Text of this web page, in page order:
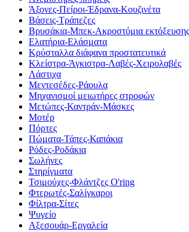
Άξονες-Πείροι-Έδρανα-Κουζινέτα
Βάσεις-Τράπεζες
Βρυσάκια-Μπεκ-Ακροστόμια
Ελατήρια-Ελάσματα
Κρύσταλλα διάφανα προστατευτικά
Κλείστρα-Άγκιστρα-Λαβές-Χειρολαβές
Λάστιχα
Μεντεσέδες-Ράουλα
Μηχανισμοί μειωτήρες στροφών
Μετώπες-Καντράν-Μάσκες
Μοτέρ
Πόρτες
Πώματα-Τάπες-Καπάκια
Ρόδες-Ροδάκια
Σωλήνες
Στηρίγματα
Τσιμούχες-Φλάντζες O'ring
Φτερωτές-Σαλίγκαροι
Φίλτρα-Σίτες
Ψυγείο
Αξεσουάρ-Εργαλεία